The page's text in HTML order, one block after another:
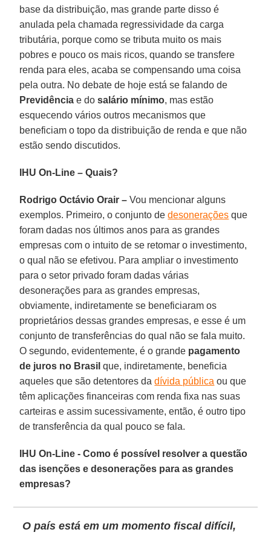
base da distribuição, mas grande parte disso é
anulada pela chamada regressividade da carga
tributária, porque como se tributa muito os mais
pobres e pouco os mais ricos, quando se transfere
renda para eles, acaba se compensando uma coisa
pela outra. No debate de hoje está se falando de
Previdência e do salário mínimo, mas estão
esquecendo vários outros mecanismos que
beneficiam o topo da distribuição de renda e que não
estão sendo discutidos.
IHU On-Line – Quais?
Rodrigo Octávio Orair – Vou mencionar alguns
exemplos. Primeiro, o conjunto dedesonerações que
foram dadas nos últimos anos para as grandes
empresas com o intuito de se retomar o investimento,
o qual não se efetivou. Para ampliar o investimento
para o setor privado foram dadas várias
desonerações para as grandes empresas,
obviamente, indiretamente se beneficiaram os
proprietários dessas grandes empresas, e esse é um
conjunto de transferências do qual não se fala muito.
O segundo, evidentemente, é o grande pagamento
de juros no Brasil que, indiretamente, beneficia
aqueles que são detentores dadívida pública ou que
têm aplicações financeiras com renda fixa nas suas
carteiras e assim sucessivamente, então, é outro tipo
de transferência da qual pouco se fala.
IHU On-Line - Como é possível resolver a questão
das isenções e desonerações para as grandes
empresas?
O país está em um momento fiscal difícil,